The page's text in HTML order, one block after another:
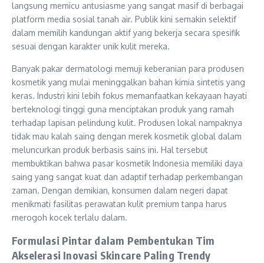
langsung memicu antusiasme yang sangat masif di berbagai
platform media sosial tanah air. Publik kini semakin selektif
dalam memilih kandungan aktif yang bekerja secara spesifik
sesuai dengan karakter unik kulit mereka.
Banyak pakar dermatologi memuji keberanian para produsen
kosmetik yang mulai meninggalkan bahan kimia sintetis yang
keras. Industri kini lebih fokus memanfaatkan kekayaan hayati
berteknologi tinggi guna menciptakan produk yang ramah
terhadap lapisan pelindung kulit. Produsen lokal nampaknya
tidak mau kalah saing dengan merek kosmetik global dalam
meluncurkan produk berbasis sains ini. Hal tersebut
membuktikan bahwa pasar kosmetik Indonesia memiliki daya
saing yang sangat kuat dan adaptif terhadap perkembangan
zaman. Dengan demikian, konsumen dalam negeri dapat
menikmati fasilitas perawatan kulit premium tanpa harus
merogoh kocek terlalu dalam.
Formulasi Pintar dalam Pembentukan Tim
Akselerasi Inovasi Skincare Paling Trendy